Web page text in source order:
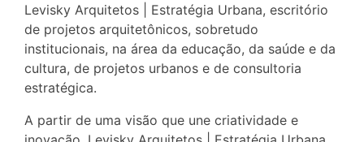
Levisky Arquitetos | Estratégia Urbana, escritório
de projetos arquitetônicos, sobretudo
institucionais, na área da educação, da saúde e da
cultura, de projetos urbanos e de consultoria
estratégica.
A partir de uma visão que une criatividade e